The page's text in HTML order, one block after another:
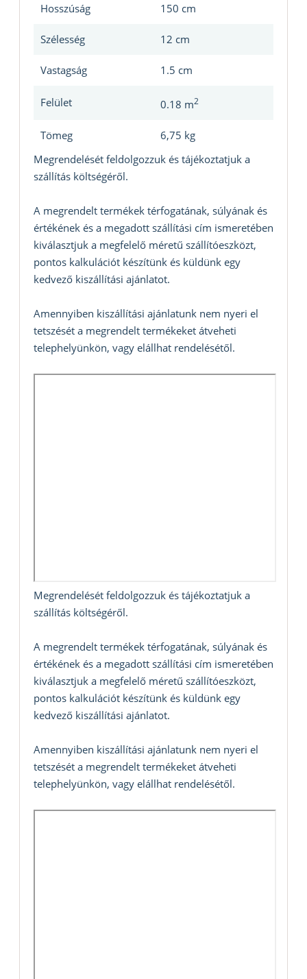
Hosszúság 150 cm
Szélesség 12 cm
Vastagság 1.5 cm
Felület 0.18 m2
Tömeg
6,75 kg
Megrendelését feldolgozzuk és tájékoztatjuk a
szállítás költségéről.
A megrendelt termékek térfogatának, súlyának és
értékének és a megadott szállítási cím ismeretében
kiválasztjuk a megfelelő méretű szállítóeszközt,
pontos kalkulációt készítünk és küldünk egy
kedvező kiszállítási ajánlatot.
Amennyiben kiszállítási ajánlatunk nem nyeri el
tetszését a megrendelt termékeket átveheti
telephelyünkön, vagy elállhat rendelésétől.
Megrendelését feldolgozzuk és tájékoztatjuk a
szállítás költségéről.
A megrendelt termékek térfogatának, súlyának és
értékének és a megadott szállítási cím ismeretében
kiválasztjuk a megfelelő méretű szállítóeszközt,
pontos kalkulációt készítünk és küldünk egy
kedvező kiszállítási ajánlatot.
Amennyiben kiszállítási ajánlatunk nem nyeri el
tetszését a megrendelt termékeket átveheti
telephelyünkön, vagy elállhat rendelésétől.